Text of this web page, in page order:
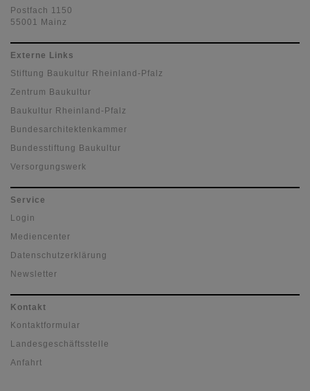
Postfach 1150
55001 Mainz
Externe Links
Stiftung Baukultur Rheinland-Pfalz
Zentrum Baukultur
Baukultur Rheinland-Pfalz
Bundesarchitektenkammer
Bundesstiftung Baukultur
Versorgungswerk
Service
Login
Mediencenter
Datenschutzerklärung
Newsletter
Kontakt
Kontaktformular
Landesgeschäftsstelle
Anfahrt